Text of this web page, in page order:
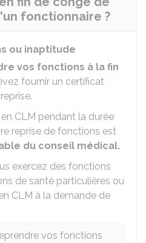
fonctionnaire ?
ou inaptitude
vos fonctions à la fin
fournir un certificat
CLM pendant la durée
reprise de fonctions est
du conseil médical.
exercez des fonctions
de santé particulières ou
CLM à la demande de
vos fonctions